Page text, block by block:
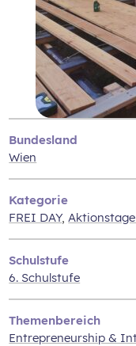
Bundesland
Wien
Kategorie
FREI DAY,
Schulstufe
6. Schulstufe
Themenbereich
Entrepreneurship &